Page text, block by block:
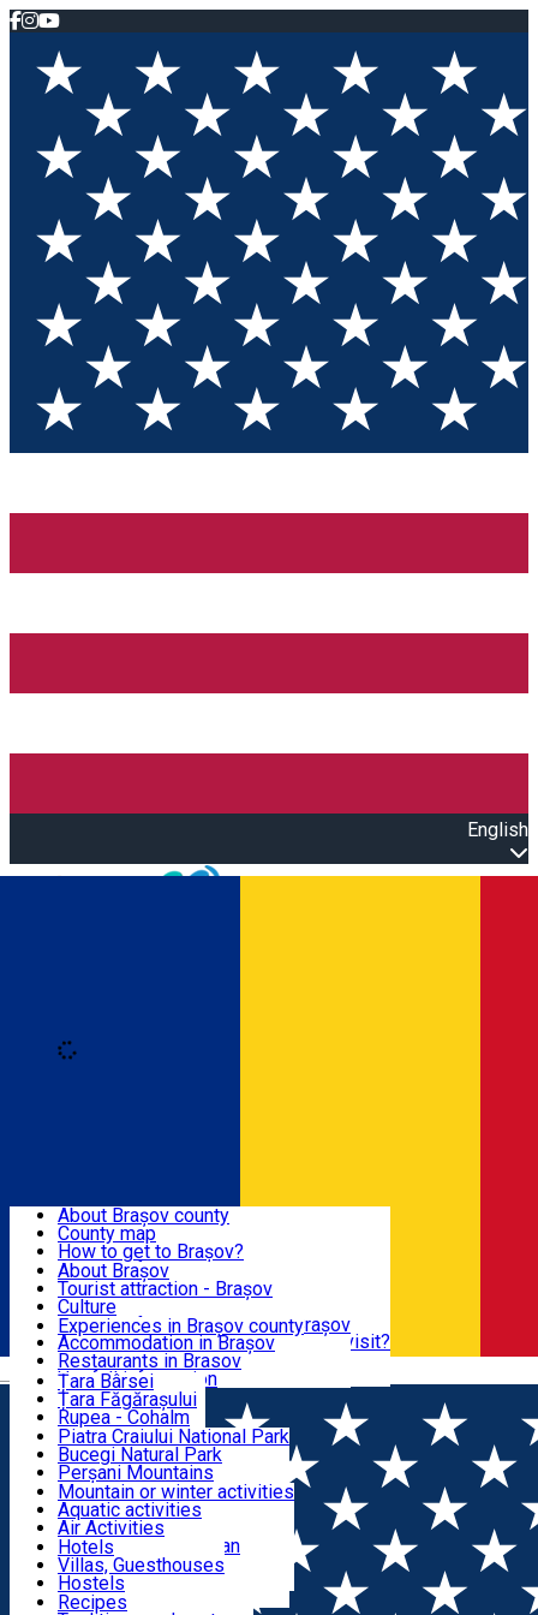
English
Română
BRAȘOV
EXPERIENCES
DESTINATIONS
NATURE
ACTIVE TOURISM
ACCOMMODATION
CULTURAL HERITAGE
About Brașov county
County map
How to get to Brașov?
Tourist Information Centers
Tourist Guides
Brașov Tourism Recommendations
Historical tourist attractions
What would a local recommend to visit?
Tourism news Brașov
Restaurants
About Brașov
Tourist attraction - Brașov
Culture
Tourist Information Center - Brașov
Accommodation in Brașov
Restaurants in Brasov
Usefull information
Experiences in Brașov county
Țara Bârsei
Țara Făgărașului
Rupea - Cohalm
ECO Destinations
Piatra Craiului National Park
Bucegi Natural Park
Perșani Mountains
Făgăraș Mountains
Postăvarul Peak
Măgura Codlei
Ciucaș Mountains
Protected areas
Other natural attractions
Speoturism
Mountain or winter activities
Aquatic activities
Air Activities
Adventure, Equestrian
Cycling, Running
Other activities
Hotels
Villas, Guesthouses
Hostels
Cottages
Recipes